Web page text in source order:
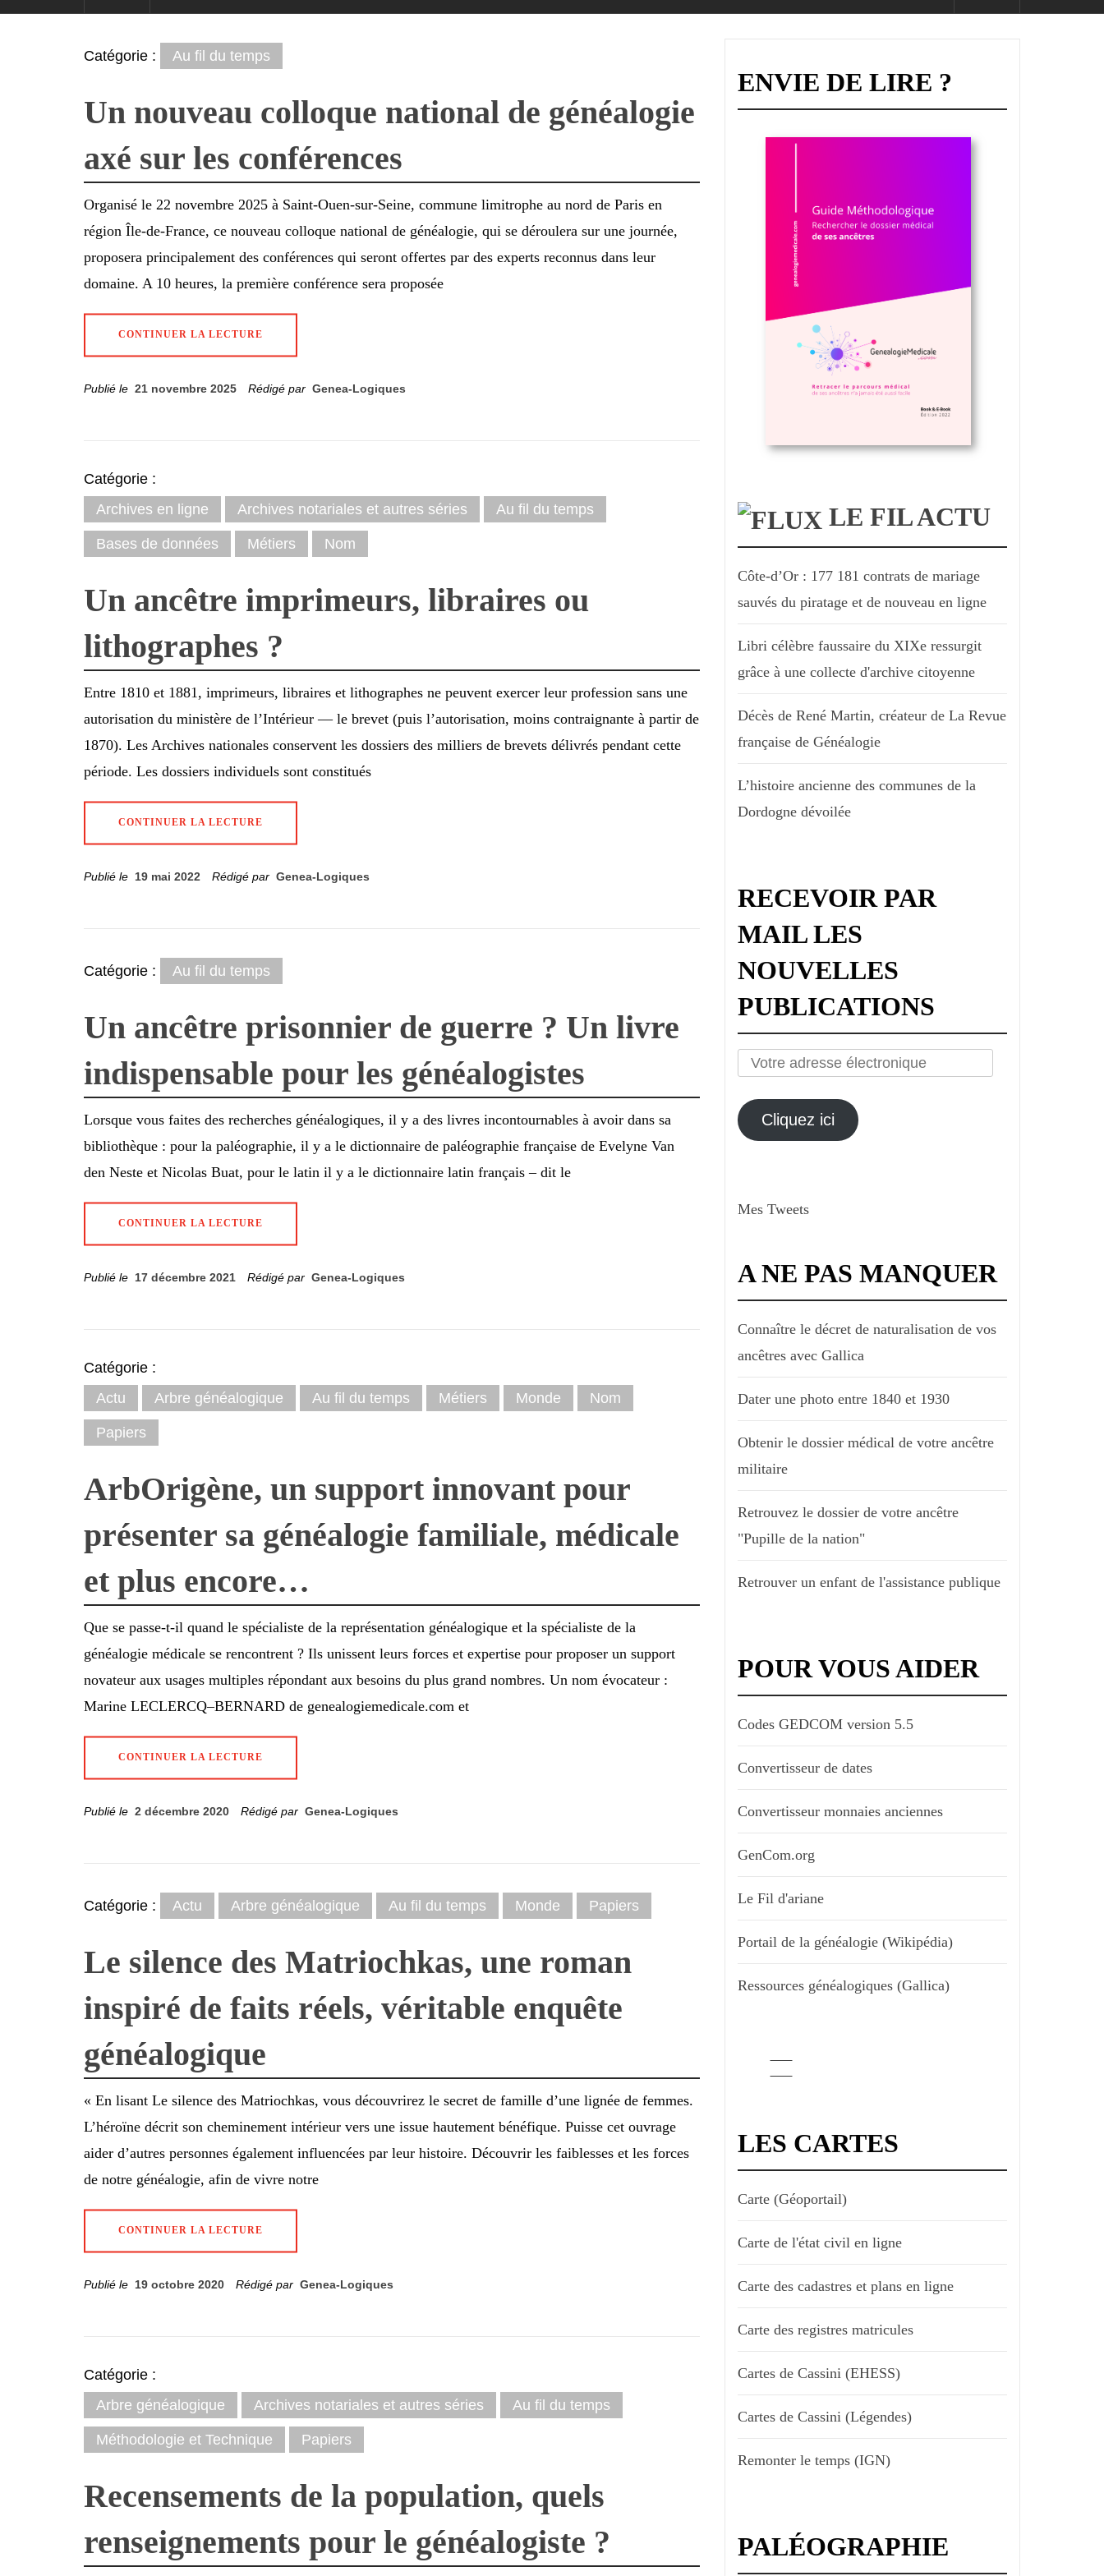
Catégorie : Au fil du temps
Un nouveau colloque national de généalogie
axé sur les conférences
Organisé le 22 novembre 2025 à Saint-Ouen-sur-Seine, commune limitrophe au nord de Paris en
région Île-de-France, ce nouveau colloque national de généalogie, qui se déroulera sur une journée,
proposera principalement des conférences qui seront offertes par des experts reconnus dans leur
domaine. A 10 heures, la première conférence sera proposée
CONTINUER LA LECTURE
Publié le 21 novembre 2025 Rédigé par Genea-Logiques
Catégorie :
Archives en ligne
Archives notariales et autres séries Au fil du temps
Bases de données Métiers Nom
Un ancêtre imprimeurs, libraires ou
lithographes ?
Entre 1810 et 1881, imprimeurs, libraires et lithographes ne peuvent exercer leur profession sans une
autorisation du ministère de l’Intérieur — le brevet (puis l’autorisation, moins contraignante à partir de
1870). Les Archives nationales conservent les dossiers des milliers de brevets délivrés pendant cette
période. Les dossiers individuels sont constitués
CONTINUER LA LECTURE
Publié le 19 mai 2022 Rédigé par Genea-Logiques
Catégorie : Au fil du temps
Un ancêtre prisonnier de guerre ? Un livre
indispensable pour les généalogistes
Lorsque vous faites des recherches généalogiques, il y a des livres incontournables à avoir dans sa
bibliothèque : pour la paléographie, il y a le dictionnaire de paléographie française de Evelyne Van
den Neste et Nicolas Buat, pour le latin il y a le dictionnaire latin français – dit le
CONTINUER LA LECTURE
Publié le 17 décembre 2021 Rédigé par Genea-Logiques
Catégorie :
Actu
Arbre généalogique Au fil du temps Métiers Monde Nom
Papiers
ArbOrigène, un support innovant pour
présenter sa généalogie familiale, médicale
et plus encore…
Que se passe-t-il quand le spécialiste de la représentation généalogique et la spécialiste de la
généalogie médicale se rencontrent ? Ils unissent leurs forces et expertise pour proposer un support
novateur aux usages multiples répondant aux besoins du plus grand nombres. Un nom évocateur :
Marine LECLERCQ–BERNARD de genealogiemedicale.com et
CONTINUER LA LECTURE
Publié le 2 décembre 2020 Rédigé par Genea-Logiques
Catégorie : Actu Arbre généalogique Au fil du temps Monde Papiers
Le silence des Matriochkas, une roman
inspiré de faits réels, véritable enquête
généalogique
« En lisant Le silence des Matriochkas, vous découvrirez le secret de famille d’une lignée de femmes.
L’héroïne décrit son cheminement intérieur vers une issue hautement bénéfique. Puisse cet ouvrage
aider d’autres personnes également influencées par leur histoire. Découvrir les faiblesses et les forces
de notre généalogie, afin de vivre notre
CONTINUER LA LECTURE
Publié le 19 octobre 2020 Rédigé par Genea-Logiques
Catégorie :
Arbre généalogique
Archives notariales et autres séries Au fil du temps
Méthodologie et Technique Papiers
Recensements de la population, quels
renseignements pour le généalogiste ?
ENVIE DE LIRE ?
LE FIL ACTU
Côte-d’Or : 177 181 contrats de mariage
sauvés du piratage et de nouveau en ligne
Libri célèbre faussaire du XIXe ressurgit
grâce à une collecte d'archive citoyenne
Décès de René Martin, créateur de La Revue
française de Généalogie
L’histoire ancienne des communes de la
Dordogne dévoilée
RECEVOIR PAR
MAIL LES
NOUVELLES
PUBLICATIONS
Votre
électronique
Cliquez ici
Mes Tweets
A NE PAS MANQUER
Connaître le décret de naturalisation de vos
ancêtres avec Gallica
Dater une photo entre 1840 et 1930
Obtenir le dossier médical de votre ancêtre
militaire
Retrouvez le dossier de votre ancêtre
"Pupille de la nation"
Retrouver un enfant de l'assistance publique
POUR VOUS AIDER
Codes GEDCOM version 5.5
Convertisseur de dates
Convertisseur monnaies anciennes
GenCom.org
Le Fil d'ariane
Portail de la généalogie (Wikipédia)
Ressources généalogiques (Gallica)
LES CARTES
Carte (Géoportail)
Carte de l'état civil en ligne
Carte des cadastres et plans en ligne
Carte des registres matricules
Cartes de Cassini (EHESS)
Cartes de Cassini (Légendes)
Remonter le temps (IGN)
PALÉOGRAPHIE